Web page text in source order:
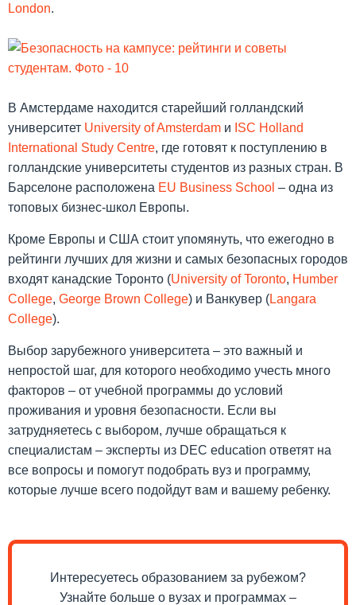
London.
В Амстердаме находится старейший голландский
университет University of Amsterdam и ISC Holland
International Study Centre, где готовят к поступлению в
голландские университеты студентов из разных стран. В
Барселоне расположена EU Business School – одна из
топовых бизнес-школ Европы.
Кроме Европы и США стоит упомянуть, что ежегодно в
рейтинги лучших для жизни и самых безопасных городов
входят канадские Торонто (University of Toronto, Humber
College, George Brown College) и Ванкувер (Langara
College).
Выбор зарубежного университета – это важный и
непростой шаг, для которого необходимо учесть много
факторов – от учебной программы до условий
проживания и уровня безопасности. Если вы
затрудняетесь с выбором, лучше обращаться к
специалистам – эксперты из DEC education ответят на
все вопросы и помогут подобрать вуз и программу,
которые лучше всего подойдут вам и вашему ребенку.
Интересуетесь образованием за рубежом?
Узнайте больше о вузах и программах –